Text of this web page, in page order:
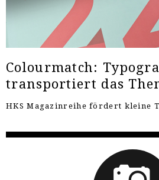
Colourmatch:
transportiert das
HKS Magazinreihe fördert kleine